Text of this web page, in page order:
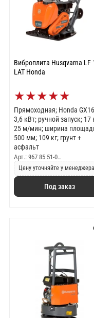
Виброплита Husqvarna LF
LAT Honda
★★★★★
Прямоходная; Honda
3,6 кВт; ручной запуск; 17
25 м/мин; ширина
500 мм; 109 кг; грунт +
асфальт
Арт.: 967 85 51-0…
Цену уточняйте у
Под заказ